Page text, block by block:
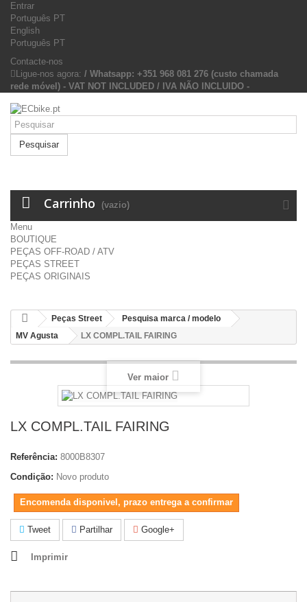
Entrar
Português PT
English
Português PT
Contacte-nos
Ligue-nos agora: / Whatsapp: +351 968 081 276 (custo chamada
rede móvel) - VAT NOT INCLUDED / IVA NÃO INCLUIDO -
Pesquisar
Carrinho (vazio)
Menu
BOUTIQUE
PEÇAS OFF-ROAD / ATV
PEÇAS STREET
PEÇAS ORIGINAIS
Peças Street
Pesquisa marca / modelo
MV Agusta
LX COMPL.TAIL FAIRING
Ver maior
LX COMPL.TAIL FAIRING
Referência: 8000B8307
Condição: Novo produto
Encomenda disponivel, prazo entrega a confirmar
Tweet Partilhar Google+
Imprimir